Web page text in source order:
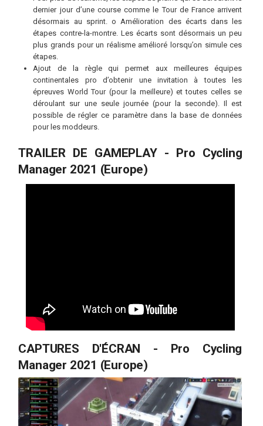
dernier jour d’une course comme le Tour de France arrivent
désormais au sprint. o Amélioration des écarts dans les
étapes contre-la-montre. Les écarts sont désormais un peu
plus grands pour un réalisme amélioré lorsqu’on simule ces
étapes.
Ajout de la règle qui permet aux meilleures équipes
continentales pro d’obtenir une invitation à toutes les
épreuves World Tour (pour la meilleure) et toutes celles se
déroulant sur une seule journée (pour la seconde). Il est
possible de régler ce paramètre dans la base de données
pour les moddeurs.
TRAILER DE GAMEPLAY - Pro Cycling
Manager 2021 (Europe)
CAPTURES D'ÉCRAN - Pro Cycling
Manager 2021 (Europe)